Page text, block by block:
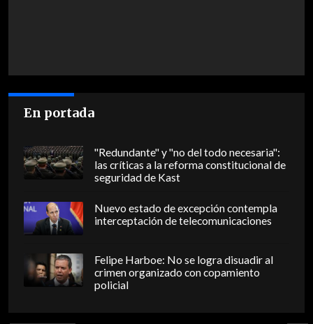
En portada
"Redundante" y "no del todo necesaria":
las críticas a la reforma constitucional de
seguridad de Kast
Nuevo estado de excepción contempla
interceptación de telecomunicaciones
Felipe Harboe: No se logra disuadir al
crimen organizado con copamiento
policial